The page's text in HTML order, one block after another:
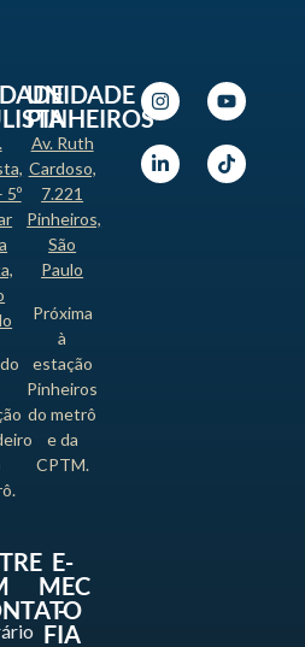
5º
UNIDADE
PINHEIROS
Av. Ruth
Cardoso,
7.221
Pinheiros,
São
Paulo
Próxima
à
estação
Pinheiros
do metrô
e da
CPTM.
E-
MEC
-
FIA